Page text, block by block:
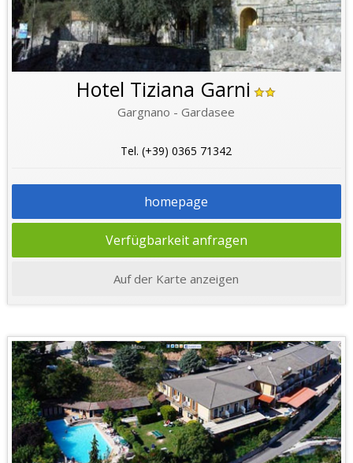
Hotel Tiziana Garni
Gargnano - Gardasee
Tel. (+39) 0365 71342
homepage
Verfügbarkeit anfragen
Auf der Karte anzeigen